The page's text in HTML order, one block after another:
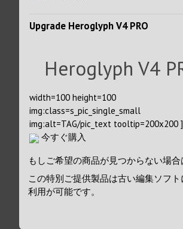
Upgrade Heroglyph V4 PRO
Heroglyph V4
width=100 height=100
img:class=s_pic_single_small
img:alt=TAG/pic_text tooltip=200x200 ]
今すぐ購入
もしご希望の商品が見つからない場合
この特別ご提供製品は古い編集ソフ
利用が可能です。